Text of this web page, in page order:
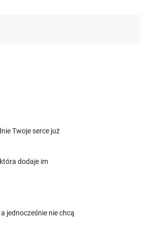
Twoje serce już
dodaje im
jednocześnie nie chcą